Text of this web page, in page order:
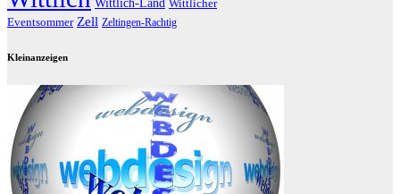
Wittlich-Land Wittlicher
Eventsommer Zell Zeltingen-Rachtig
Kleinanzeigen